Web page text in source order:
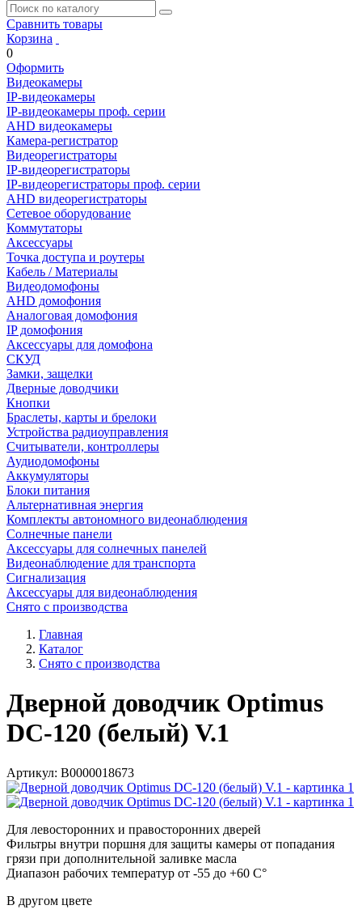
Сравнить товары
Корзина
0
Оформить
Видеокамеры
IP-видеокамеры
IP-видеокамеры проф. серии
AHD видеокамеры
Камера-регистратор
Видеорегистраторы
IP-видеорегистраторы
IP-видеорегистраторы проф. серии
AHD видеорегистраторы
Сетевое оборудование
Коммутаторы
Аксессуары
Точка доступа и роутеры
Кабель / Материалы
Видеодомофоны
AHD домофония
Аналоговая домофония
IP домофония
Аксессуары для домофона
СКУД
Замки, защелки
Дверные доводчики
Кнопки
Браслеты, карты и брелоки
Устройства радиоуправления
Считыватели, контроллеры
Аудиодомофоны
Аккумуляторы
Блоки питания
Альтернативная энергия
Комплекты автономного видеонаблюдения
Солнечные панели
Аксессуары для солнечных панелей
Видеонаблюдение для транспорта
Сигнализация
Аксессуары для видеонаблюдения
Снято с производства
Главная
Каталог
Снято с производства
Дверной доводчик Optimus
DC-120 (белый) V.1
Артикул: В0000018673
Для левосторонних и правосторонних дверей
Фильтры внутри поршня для защиты камеры от попадания
грязи при дополнительной заливке масла
Диапазон рабочих температур от -55 до +60 C°
В другом цвете